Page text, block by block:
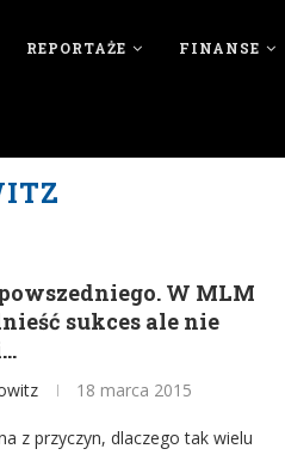
REPORTAŻE FINANSE
W MLM
sukces ale nie
18 marca 2015
z przyczyn, dlaczego tak wielu